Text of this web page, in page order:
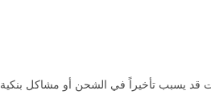
قد يسبب تأخيراً في الشحن أو مشاكل بنكية.